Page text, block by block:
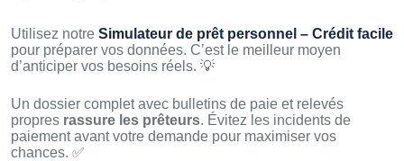
Utilisez notre Simulateur de prêt personnel – Crédit facile
pour préparer vos données. C’est le meilleur moyen
d’anticiper vos besoins réels. 💡
Un dossier complet avec bulletins de paie et relevés
propres rassure les prêteurs. Évitez les incidents de
paiement avant votre demande pour maximiser vos
chances. ✅